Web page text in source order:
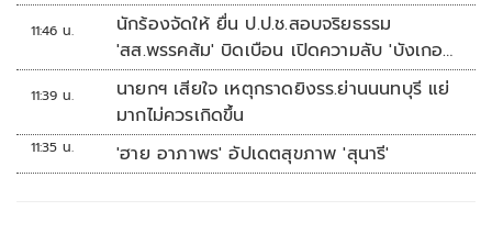
11:46 น.
นักร้องจัดให้ ยื่น ป.ป.ช.สอบจริยธรรม
'สส.พรรคส้ม' บิดเบือน เปิดความลับ 'บังเกอร์
ทหาร'
11:39 น.
นายกฯ เสียใจ เหตุกราดยิงรร.ย่านนนทบุรี แย่
มากไม่ควรเกิดขึ้น
11:35 น. 'ฮาย อาภาพร' อัปเดตสุขภาพ 'สุนารี'